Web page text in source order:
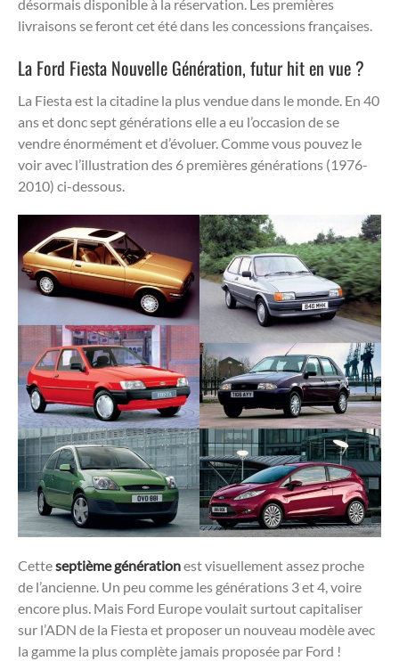
désormais disponible à la réservation. Les premières
livraisons se feront cet été dans les concessions françaises.
La Ford Fiesta Nouvelle Génération, futur hit en vue ?
La Fiesta est la citadine la plus vendue dans le monde. En 40
ans et donc sept générations elle a eu l’occasion de se
vendre énormément et d’évoluer. Comme vous pouvez le
voir avec l’illustration des 6 premières générations (1976-
2010) ci-dessous.
Cetteseptième générationest visuellement assez proche
de l’ancienne. Un peu comme les générations 3 et 4, voire
encore plus. Mais Ford Europe voulait surtout capitaliser
sur l’ADN de la Fiesta et proposer un nouveau modèle avec
la gamme la plus complète jamais proposée par Ford !